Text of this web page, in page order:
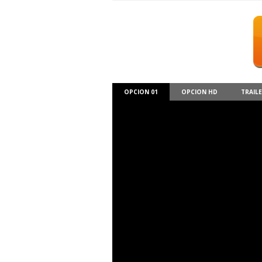
OPCION 01 OPCION HD